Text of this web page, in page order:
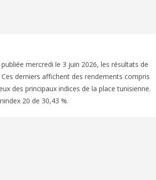
mercredi le 3 juin 2026, les résultats de
derniers affichent des rendements compris
des principaux indices de la place tunisienne.
20 de 30,43 %.